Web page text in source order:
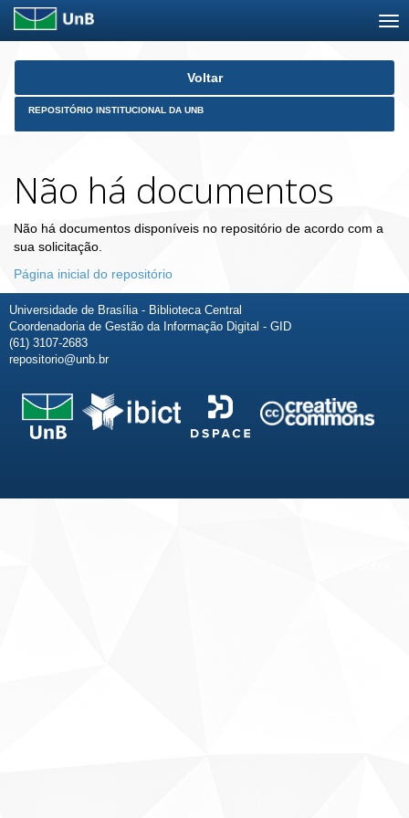
Skip
Voltar
REPOSITÓRIO INSTITUCIONAL DA UNB
Não há documentos
Não há documentos disponíveis no repositório de acordo com a
sua solicitação.
Página inicial do repositório
Universidade de Brasília - Biblioteca Central
Coordenadoria de Gestão da Informação Digital - GID
(61) 3107-2683
repositorio@unb.br